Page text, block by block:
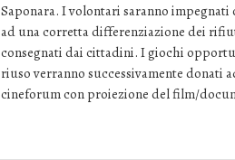
Saponara. I volontari saranno
ad una corretta differenziazione dei
consegnati dai cittadini. I giochi
riuso verranno successivamente donati
cineforum con proiezione del film/